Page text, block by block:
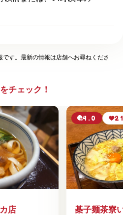
です。最新の情報は店舗へお尋ねくださ
チェック！
店
4.0
棊子麺茶寮